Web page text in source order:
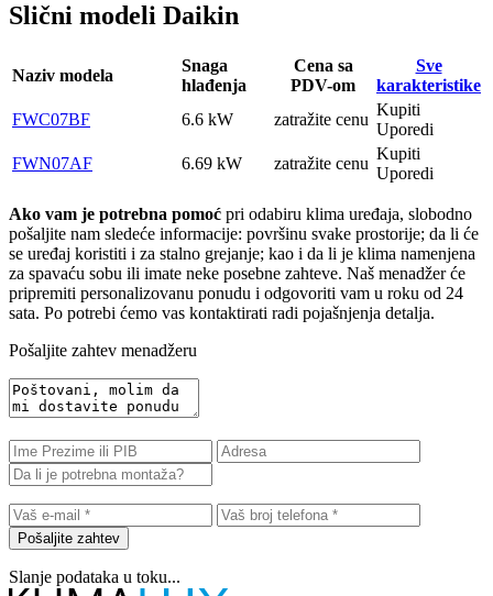
Slični modeli Daikin
Naziv modela
Snaga
hlađenja
Cena sa
PDV-om
Sve
karakteristike
FWC07BF
6.6 kW zatražite cenu
Kupiti
Uporedi
FWN07AF
6.69 kW zatražite cenu
Kupiti
Uporedi
Ako vam je potrebna pomoć pri odabiru klima uređaja, slobodno
pošaljite nam sledeće informacije: površinu svake prostorije; da li će
se uređaj koristiti i za stalno grejanje; kao i da li je klima namenjena
za spavaću sobu ili imate neke posebne zahteve. Naš menadžer će
pripremiti personalizovanu ponudu i odgovoriti vam u roku od 24
sata. Po potrebi ćemo vas kontaktirati radi pojašnjenja detalja.
Pošaljite zahtev menadžeru
Pošaljite zahtev
Slanje podataka u toku...